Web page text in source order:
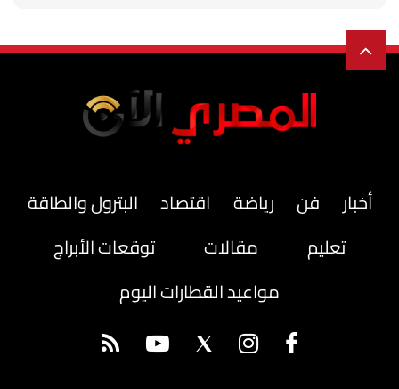
أخبار فن رياضة اقتصاد
البترول والطاقة
تعليم
مقالات
توقعات الأبراج
مواعيد القطارات اليوم